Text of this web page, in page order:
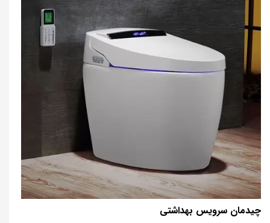
چیدمان سرویس بهداشتی